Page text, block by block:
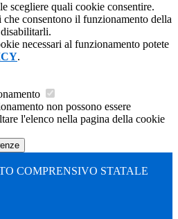
scegliere quali cookie consentire.
consentono il funzionamento della
necessari al funzionamento potete
.
non possono essere
l'elenco nella pagina della cookie
COMPRENSIVO STATALE